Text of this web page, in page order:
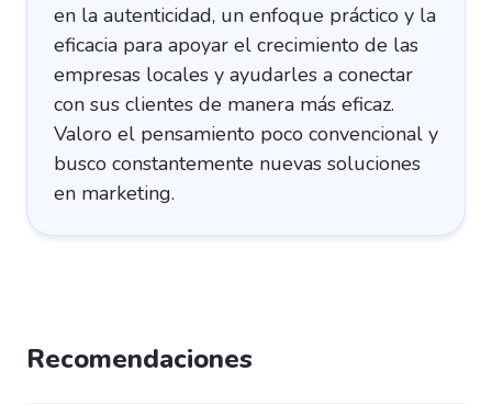
en la autenticidad, un enfoque práctico y la
eficacia para apoyar el crecimiento de las
empresas locales y ayudarles a conectar
con sus clientes de manera más eficaz.
Valoro el pensamiento poco convencional y
busco constantemente nuevas soluciones
en marketing.
Recomendaciones